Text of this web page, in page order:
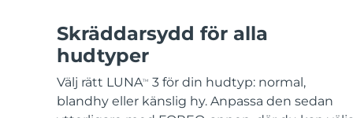
Skräddarsydd för alla
hudtyper
Välj rätt LUNATM
3 för din hudtyp: normal,
blandhy eller känslig hy. Anpassa den sedan